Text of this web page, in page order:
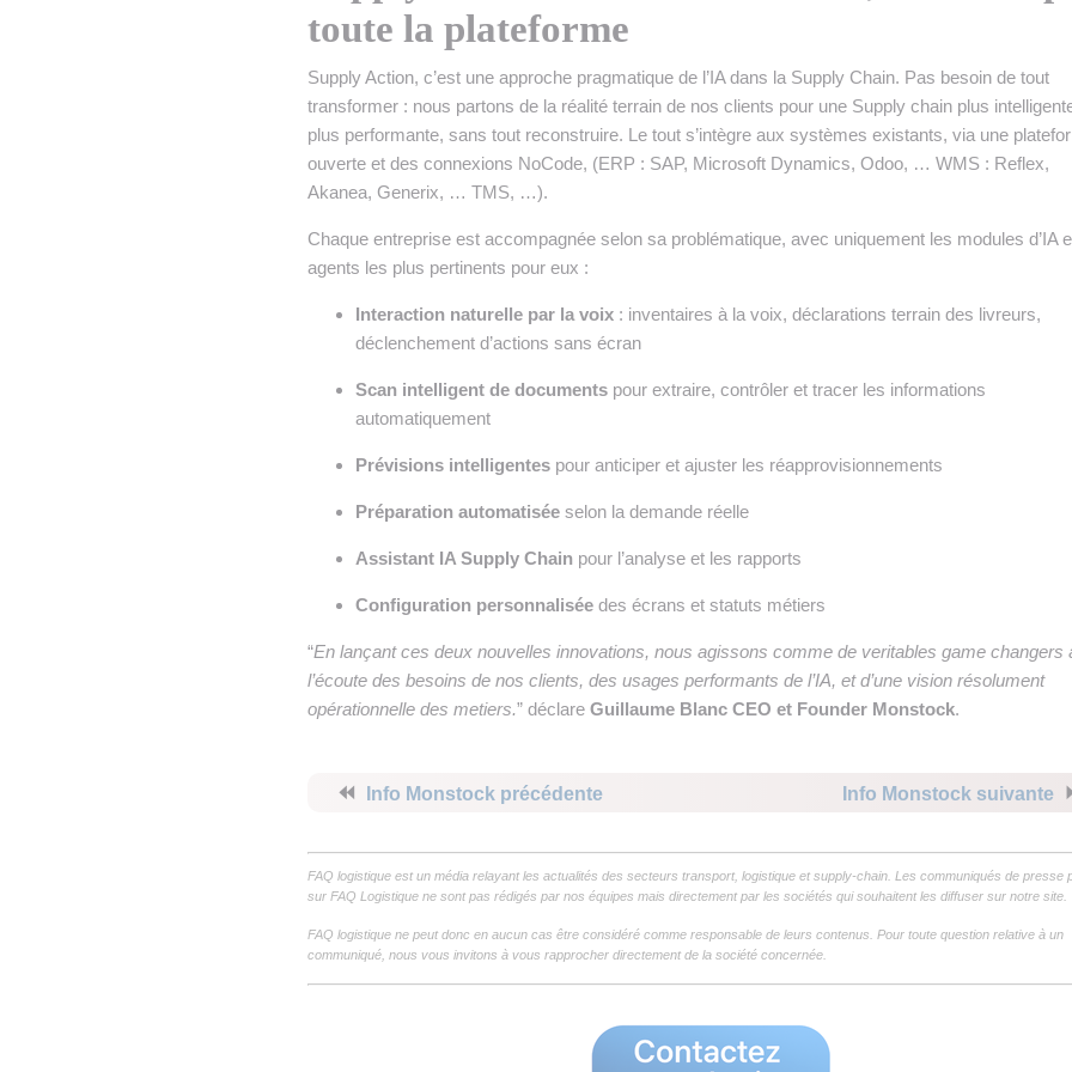
toute la plateforme
Supply Action, c’est une approche pragmatique de l’IA dans la Supply Chain. Pas besoin de tout
transformer : nous partons de la réalité terrain de nos clients pour une Supply chain plus
plus performante, sans tout reconstruire. Le tout s’intègre aux systèmes existants, via une
ouverte et des connexions NoCode, (ERP : SAP, Microsoft Dynamics, Odoo, … WMS : Reflex,
Akanea, Generix, … TMS, …).
Chaque entreprise est accompagnée selon sa problématique, avec uniquement les modules d’IA
agents les plus pertinents pour eux :
Interaction naturelle par la voix : inventaires à la voix, déclarations terrain des livreurs,
déclenchement d’actions sans écran
Scan intelligent de documents pour extraire, contrôler et tracer les informations
automatiquement
Prévisions intelligentes pour anticiper et ajuster les réapprovisionnements
Préparation automatisée selon la demande réelle
Assistant IA Supply Chain pour l’analyse et les rapports
Configuration personnalisée des écrans et statuts métiers
“En lançant ces deux nouvelles innovations, nous agissons comme de veritables game changers
l’écoute des besoins de nos clients, des usages performants de l’IA, et d’une vision résolument
opérationnelle des metiers.” déclare Guillaume Blanc CEO et Founder Monstock.
⏪ Info Monstock précédente Info Monstock suivante
FAQ logistique est un média relayant les actualités des secteurs transport, logistique et supply-chain. Les communiqués de presse
sur FAQ Logistique ne sont pas rédigés par nos équipes mais directement par les sociétés qui souhaitent les diffuser sur notre site.
FAQ logistique ne peut donc en aucun cas être considéré comme responsable de leurs contenus. Pour toute question relative à un
communiqué, nous vous invitons à vous rapprocher directement de la société concernée.